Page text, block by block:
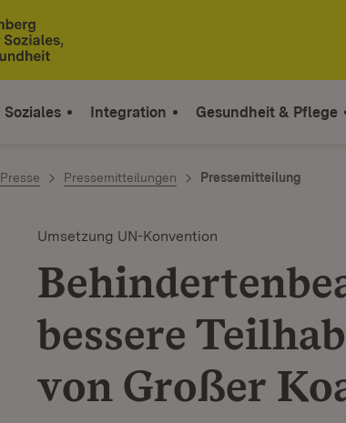
Soziales Integration Gesundheit & Pflege
Presse Pressemitteilungen Pressemitteilung
Umsetzung UN-Konvention
bessere
von Großer